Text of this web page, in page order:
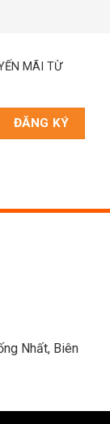
MÃI TỪ
Nhất, Biên